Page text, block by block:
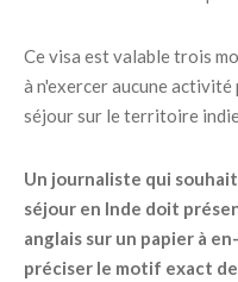
Ce visa est valable trois
à n'exercer aucune
séjour sur le territoire
Un journaliste qui
séjour en Inde doit
anglais sur un papier à
préciser le motif exact